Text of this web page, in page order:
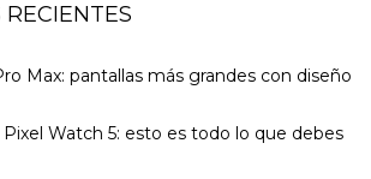
Max: pantallas más grandes con diseño
Watch 5: esto es todo lo que debes